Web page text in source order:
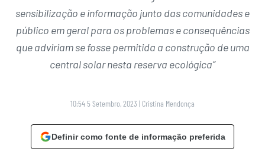
sensibilização e informação junto das comunidades e
público em geral para os problemas e consequências
que adviriam se fosse permitida a construção de uma
central solar nesta reserva ecológica”
10:54 5 Setembro, 2023 | Cristina Mendonça
Definir como fonte de informação preferida